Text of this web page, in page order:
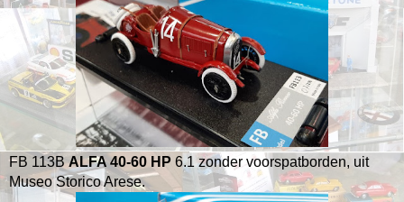
FB 113BALFA 40-60 HP 6.1 zonder voorspatborden, uit
Museo Storico Arese.